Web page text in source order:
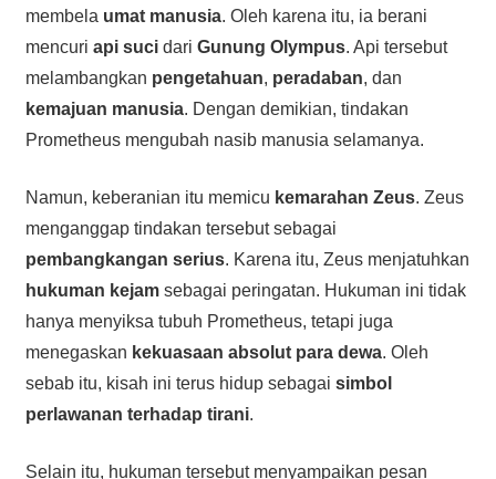
membela umat manusia. Oleh karena itu, ia berani
mencuri api sucidari Gunung Olympus. Api tersebut
melambangkan pengetahuan, peradaban, dan
kemajuan manusia. Dengan demikian, tindakan
Prometheus mengubah nasib manusia selamanya.
Namun, keberanian itu memicu kemarahan Zeus. Zeus
menganggap tindakan tersebut sebagai
pembangkangan serius. Karena itu, Zeus menjatuhkan
hukuman kejamsebagai peringatan. Hukuman ini tidak
hanya menyiksa tubuh Prometheus, tetapi juga
menegaskan kekuasaan absolut para dewa. Oleh
sebab itu, kisah ini terus hidup sebagai simbol
perlawanan terhadap tirani.
Selain itu, hukuman tersebut menyampaikan pesan